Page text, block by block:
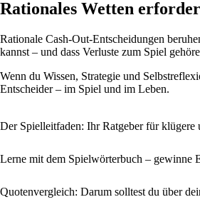
Rationales Wetten
Rationale Cash-Out-Entscheidungen
kannst – und dass Verluste zum Spiel
Wenn du Wissen, Strategie und
Entscheider – im Spiel und im Leben.
Der Spielleitfaden: Ihr Ratgeber für
Lerne mit dem Spielwörterbuch – gewinne
Quotenvergleich: Darum solltest du über